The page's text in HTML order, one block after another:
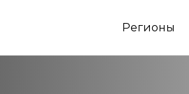
Регионы